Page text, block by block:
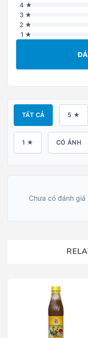
4 ★
3 ★
2 ★
1 ★
TẤT CẢ 5 ★
1 ★ CÓ ẢNH
Chưa có đánh